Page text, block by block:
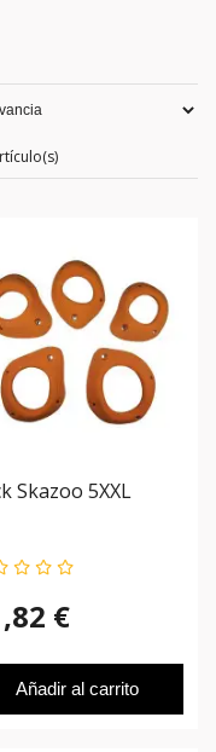
Skazoo 5XXL
€
Añadir al carrito